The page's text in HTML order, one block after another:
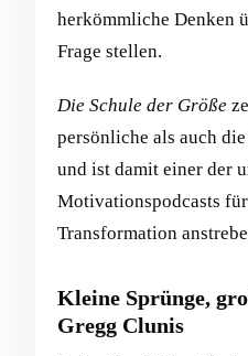
herkömmliche Denken
Frage stellen.
Die Schule der Größe
persönliche als auch
und ist damit einer der
Motivationspodcasts
Transformation
Kleine Sprünge,
Gregg Clunis